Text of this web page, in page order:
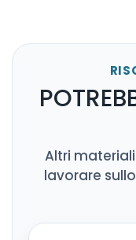
Altri
lavorare